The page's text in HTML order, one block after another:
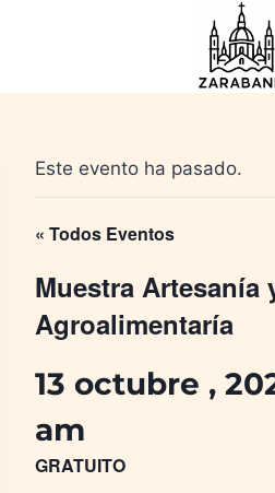
Este evento ha pasado.
« Todos Eventos
Muestra Artesanía
Agroalimentaría
13 octubre ,
am
GRATUITO